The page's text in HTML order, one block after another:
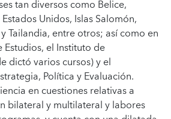
tan diversos como Belice,
Unidos, Islas Salomón,
Tailandia, entre otros; así como en
el Instituto de
dictó varios cursos) y el
Política y Evaluación.
en cuestiones relativas a
bilateral y multilateral y labores